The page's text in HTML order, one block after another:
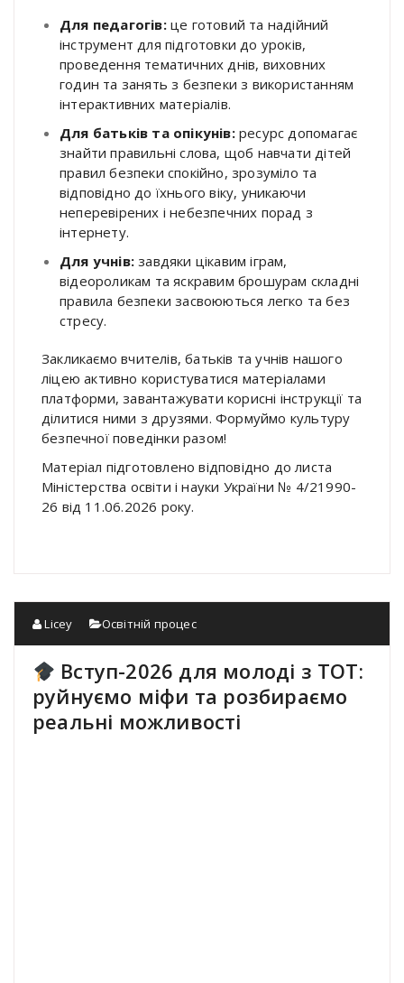
Для педагогів:це готовий та надійний
інструмент для підготовки до уроків,
проведення тематичних днів, виховних
годин та занять з безпеки з використанням
інтерактивних матеріалів.
Для батьків та опікунів:ресурс допомагає
знайти правильні слова, щоб навчати дітей
правил безпеки спокійно, зрозуміло та
відповідно до їхнього віку, уникаючи
неперевірених і небезпечних порад з
інтернету.
Для учнів: завдяки цікавим іграм,
відеороликам та яскравим брошурам складні
правила безпеки засвоюються легко та без
стресу.
Закликаємо вчителів, батьків та учнів нашого
ліцею активно користуватися матеріалами
платформи, завантажувати корисні інструкції та
ділитися ними з друзями.Формуймо культуру
безпечної поведінки разом!
Матеріал підготовлено відповідно до листа
Міністерства освіти і науки України № 4/21990-
26 від 11.06.2026 року.
Licey Освітній процес
Вступ-2026 для молоді з ТОТ:
руйнуємо міфи та розбираємо
реальні можливості